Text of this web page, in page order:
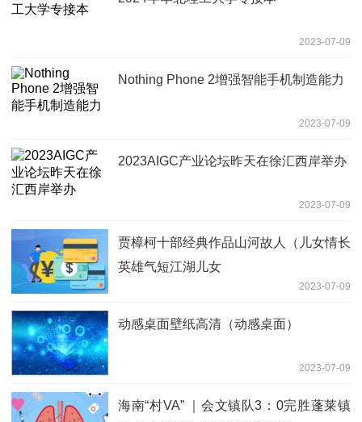
2023-07-09
Nothing Phone 2增强智能手机制造能力
2023-07-09
2023AIGC产业论坛昨天在徐汇西岸举办
2023-07-09
贾樟柯十部经典作品山河故人（儿女情长
英雄气短江湖儿女
2023-07-09
动感桌面壁纸高清（动感桌面）
2023-07-09
海南“村VA” ｜会文镇队3：0完胜蓬莱镇